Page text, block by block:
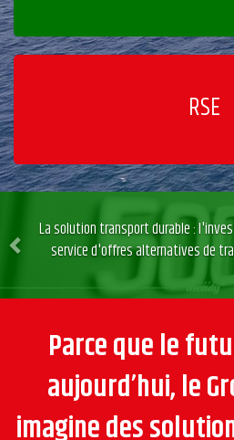
RSE
La solution transport durable :
service d'offres alternatives de
Parce que le
aujourd’hui, le
imagine des